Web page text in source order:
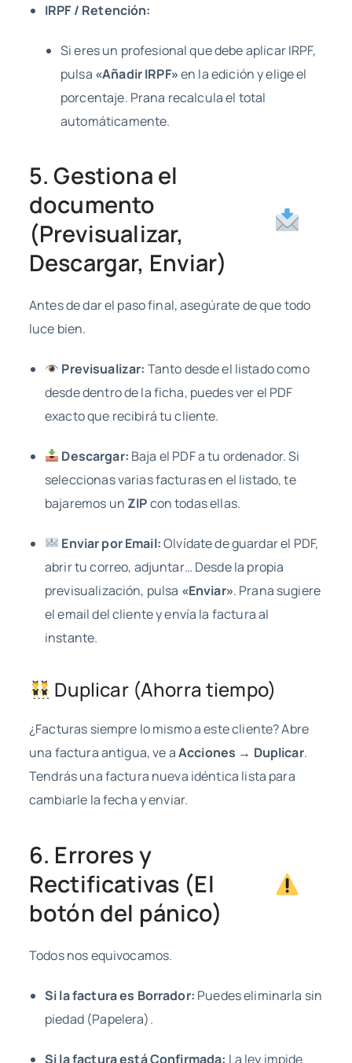
IRPF / Retención:
Si eres un profesional que debe aplicar IRPF,
pulsa «Añadir IRPF»en la edición y elige el
porcentaje. Prana recalcula el total
automáticamente.
5. Gestiona el
documento
(Previsualizar,
Descargar, Enviar)
Antes de dar el paso final, asegúrate de que todo
luce bien.
Previsualizar: Tanto desde el listado como
desde dentro de la ficha, puedes ver el PDF
exacto que recibirá tu cliente.
Descargar: Baja el PDF a tu ordenador. Si
seleccionas varias facturas en el listado, te
bajaremos un ZIPcon todas ellas.
Enviar por Email:Olvídate de guardar el PDF,
abrir tu correo, adjuntar… Desde la propia
previsualización, pulsa «Enviar». Prana sugiere
el email del cliente y envía la factura al
instante.
Duplicar (Ahorra tiempo)
¿Facturas siempre lo mismo a este cliente? Abre
una factura antigua, ve aAcciones → Duplicar.
Tendrás una factura nueva idéntica lista para
cambiarle la fecha y enviar.
6. Errores y
Rectificativas (El
botón del pánico)
Todos nos equivocamos.
Si la factura es Borrador: Puedes eliminarla sin
piedad (Papelera).
Si la factura está Confirmada: La ley impide